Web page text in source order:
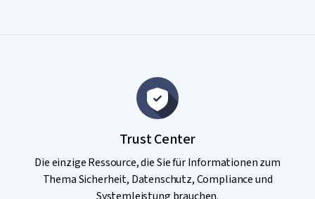
Trust Center
Die einzige Ressource, die Sie für Informationen zum
Thema Sicherheit, Datenschutz, Compliance und